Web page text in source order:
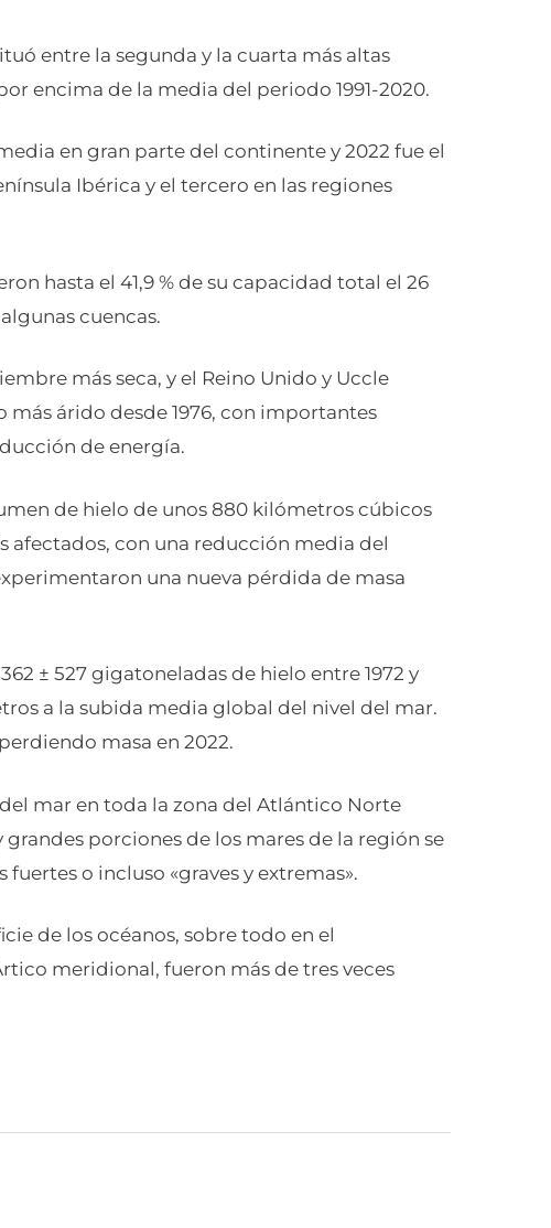
entre la segunda y la cuarta más altas
encima de la media del periodo 1991-2020.
en gran parte del continente y 2022 fue el
Ibérica y el tercero en las regiones
hasta el 41,9 % de su capacidad total el 26
cuencas.
más seca, y el Reino Unido y Uccle
árido desde 1976, con importantes
de energía.
de hielo de unos 880 kilómetros cúbicos
afectados, con una reducción media del
una nueva pérdida de masa
± 527 gigatoneladas de hielo entre 1972 y
a la subida media global del nivel del mar.
masa en 2022.
mar en toda la zona del Atlántico Norte
porciones de los mares de la región se
o incluso «graves y extremas».
de los océanos, sobre todo en el
meridional, fueron más de tres veces